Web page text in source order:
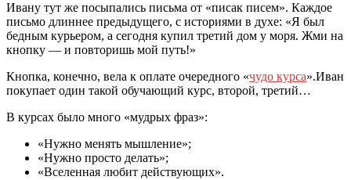
Ивану тут же посыпались письма от «писак писем». Каждое
письмо длиннее предыдущего, с историями в духе: «Я был
бедным курьером, а сегодня купил третий дом у моря. Жми на
кнопку — и повторишь мой путь!»
Кнопка, конечно, вела к оплате очередного «чудо курса».Иван
покупает один такой обучающий курс, второй, третий…
В курсах было много «мудрых фраз»:
«Нужно менять мышление»;
«Нужно просто делать»;
«Вселенная любит действующих».